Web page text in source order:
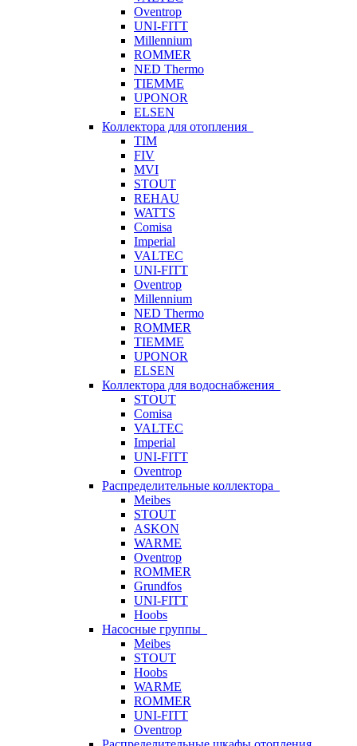
Oventrop
UNI-FITT
Millennium
ROMMER
NED Thermo
TIEMME
UPONOR
ELSEN
Коллектора для отопления
TIM
FIV
MVI
STOUT
REHAU
WATTS
Comisa
Imperial
VALTEC
UNI-FITT
Oventrop
Millennium
NED Thermo
ROMMER
TIEMME
UPONOR
ELSEN
Коллектора для водоснабжения
STOUT
Comisa
VALTEC
Imperial
UNI-FITT
Oventrop
Распределительные коллектора
Meibes
STOUT
ASKON
WARME
Oventrop
ROMMER
Grundfos
UNI-FITT
Hoobs
Насосные группы
Meibes
STOUT
Hoobs
WARME
ROMMER
UNI-FITT
Oventrop